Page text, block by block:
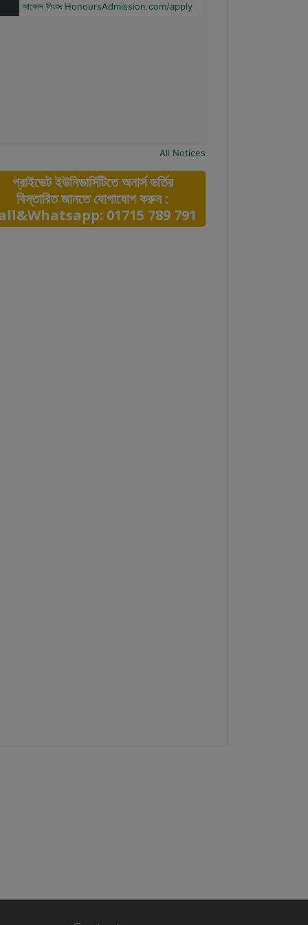
All Notices
প্রাইভেট ইউনিভার্সিটিতে অনার্স ভর্তির
বিস্তারিত জানতে যোগাযোগ করুন :
01715 789 791